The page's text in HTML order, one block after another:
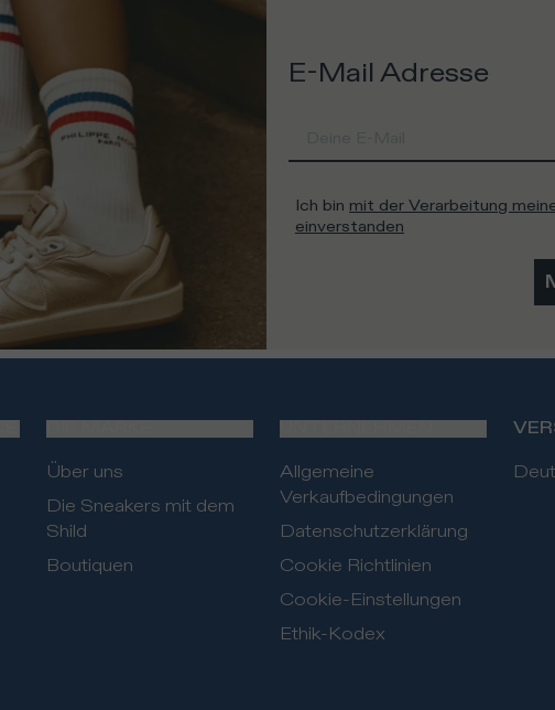
E-Mail Adresse
Ich bin mit der Verarbeitung
einverstanden
Über uns
Die Sneakers mit dem
Shild
Boutiquen
Allgemeine
Verkaufbedingungen
Datenschutzerklärung
Cookie Richtlinien
Cookie-Einstellungen
Ethik-Kodex